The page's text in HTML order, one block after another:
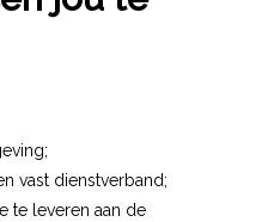
vast dienstverband;
te leveren aan de